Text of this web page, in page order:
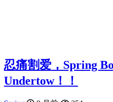
忍痛割爱，Spring
Undertow！！